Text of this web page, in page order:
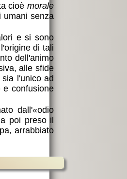
cioèmorale
umani senza
e si sono
di tali
dell'animo
alle sfide
l'unico ad
confusione
dall' odio
poi preso il
arrabbiato